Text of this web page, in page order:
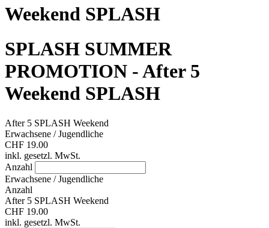
Weekend SPLASH
SPLASH SUMMER
PROMOTION - After 5
Weekend SPLASH
After 5 SPLASH Weekend
Erwachsene / Jugendliche
CHF 19.00
inkl. gesetzl. MwSt.
Anzahl
Erwachsene / Jugendliche
Anzahl
After 5 SPLASH Weekend
CHF 19.00
inkl. gesetzl. MwSt.